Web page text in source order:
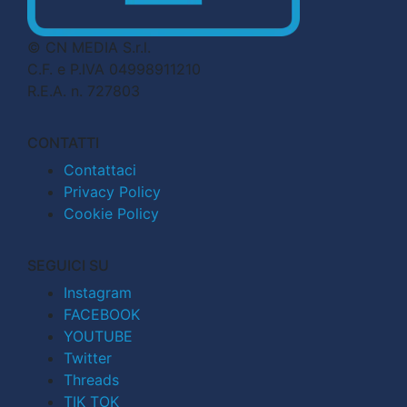
© CN MEDIA S.r.l.
C.F. e P.IVA 04998911210
R.E.A. n. 727803
CONTATTI
Contattaci
Privacy Policy
Cookie Policy
SEGUICI SU
Instagram
FACEBOOK
YOUTUBE
Twitter
Threads
TIK TOK